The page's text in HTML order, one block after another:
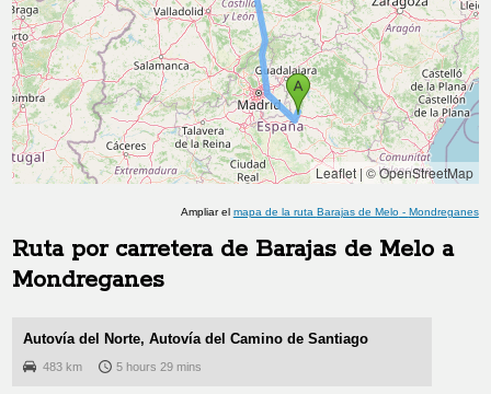
Leaflet|© OpenStreetMap
Ampliar el mapa de la ruta Barajas de Melo- Mondreganes
Ruta por carretera de Barajas de Melo a
Mondreganes
Autovía del Norte, Autovía del Camino de Santiago
483 km 5 hours 29 mins